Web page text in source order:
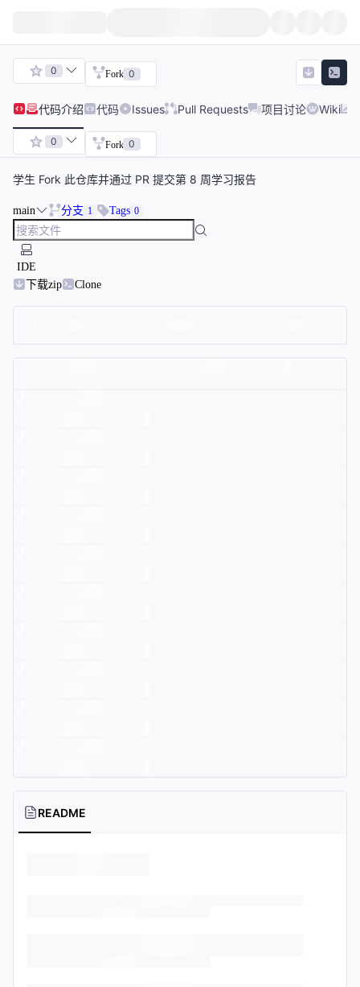
0 Fork 0
代码介绍 代码 Issues Pull Requests 项目讨论 Wiki
0 Fork 0
学生 Fork 此仓库并通过 PR 提交第 8 周学习报告
main 分支 1 Tags 0
IDE
下载zip
Clone
README